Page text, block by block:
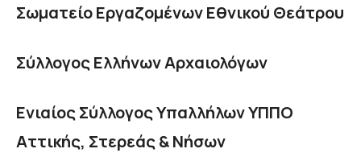
Σωματείο Εργαζομένων Εθνικού Θεάτρου
Σύλλογος Ελλήνων Αρχαιολόγων
Ενιαίος Σύλλογος Υπαλλήλων ΥΠΠΟ
Αττικής, Στερεάς & Νήσων